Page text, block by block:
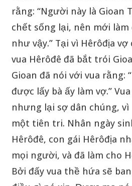
rằng: “Người này là Gioan
chết sống lại, nên mới làm
như vậy.” Tại vì Hêrôđịa
vua Hêrôđê đã bắt trói
Gioan đã nói với vua rằng:
được lấy bà ấy làm vợ.”
nhưng lại sợ dân chúng,
một tiên tri. Nhân ngày
Hêrôđê, con gái Hêrôđịa
mọi người, và đã làm cho
Bởi đấy vua thề hứa sẽ